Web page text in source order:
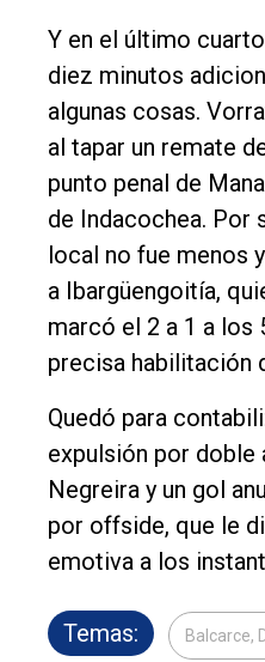
Y en el último
diez minutos
algunas cosas.
al tapar un remate
punto penal de
de Indacochea. Por
local no fue menos
a Ibargüengoitía,
marcó el 2 a 1 a los
precisa habilitación
Quedó para
expulsión por doble
Negreira y un gol
por offside, que le
emotiva a los
Temas: Balcarce,